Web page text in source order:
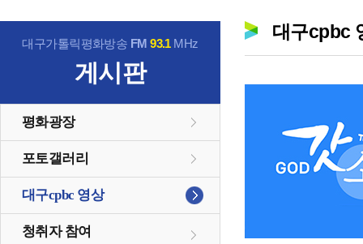
대구가톨릭평화방송 FM93.1MHz
게시판
평화광장
포토갤러리
대구cpbc 영상
청취자 참여
대구cpbc